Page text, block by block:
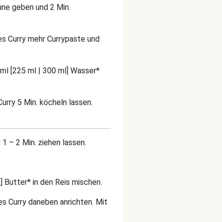
geben und 2 Min.
Curry mehr Currypaste und
[225 ml | 300 ml] Wasser*
5 Min. köcheln lassen.
– 2 Min. ziehen lassen.
Butter* in den Reis mischen.
Curry daneben anrichten. Mit